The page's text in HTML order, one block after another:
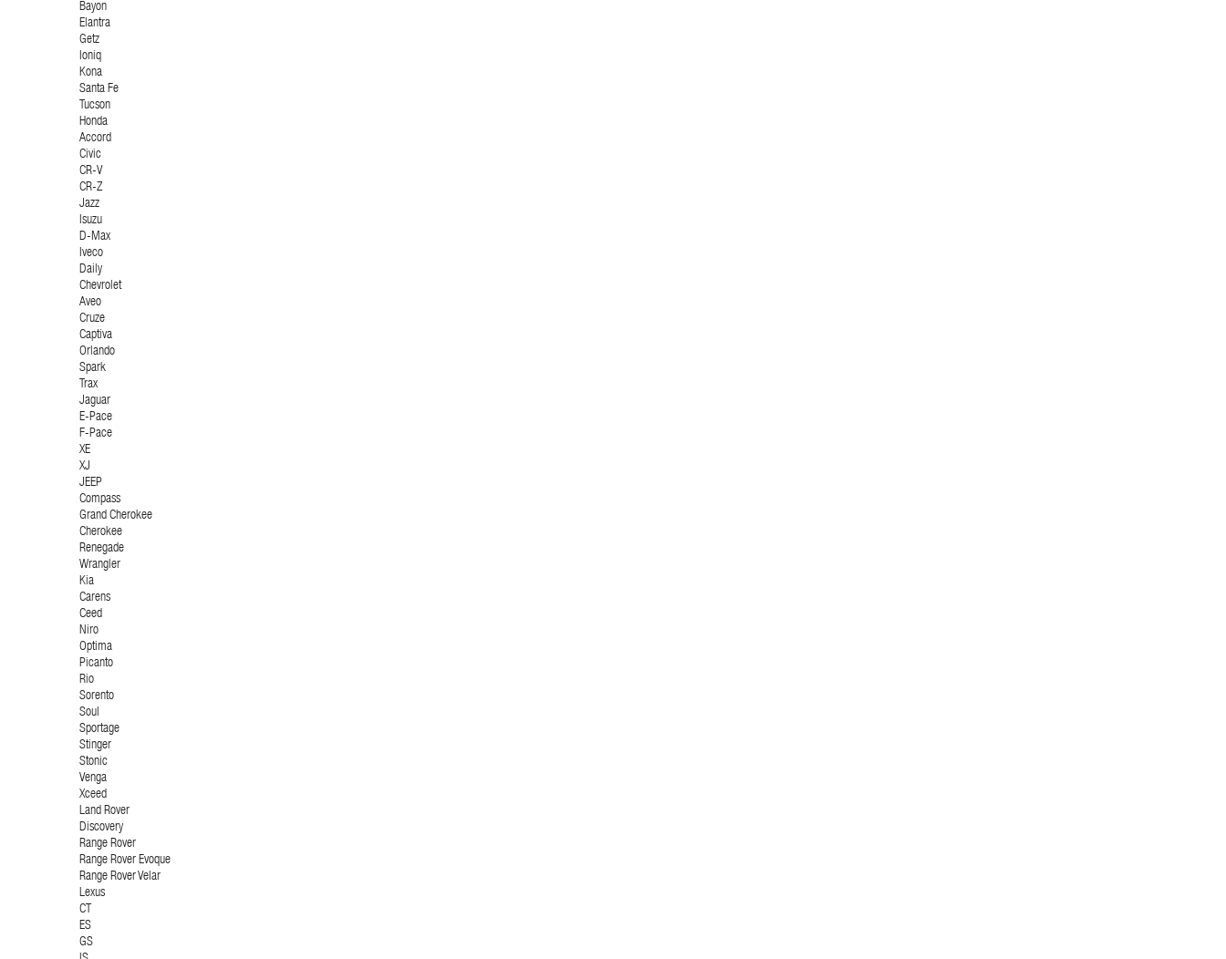
Bayon
Elantra
Getz
Ioniq
Kona
Santa Fe
Tucson
Honda
Accord
Civic
CR-V
CR-Z
Jazz
Isuzu
D-Max
Iveco
Daily
Chevrolet
Aveo
Cruze
Captiva
Orlando
Spark
Trax
Jaguar
E-Pace
F-Pace
XE
XJ
JEEP
Compass
Grand Cherokee
Cherokee
Renegade
Wrangler
Kia
Carens
Ceed
Niro
Optima
Picanto
Rio
Sorento
Soul
Sportage
Stinger
Stonic
Venga
Xceed
Land Rover
Discovery
Range Rover
Range Rover Evoque
Range Rover Velar
Lexus
CT
ES
GS